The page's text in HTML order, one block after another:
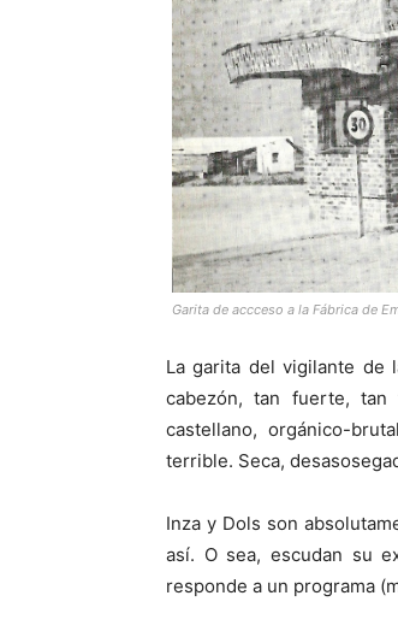
Garita de accceso a la Fábrica de
La garita del vigilante de
cabezón, tan fuerte, tan
castellano, orgánico-
terrible. Seca,
Inza y Dols son
así. O sea, escudan su
responde a un programa